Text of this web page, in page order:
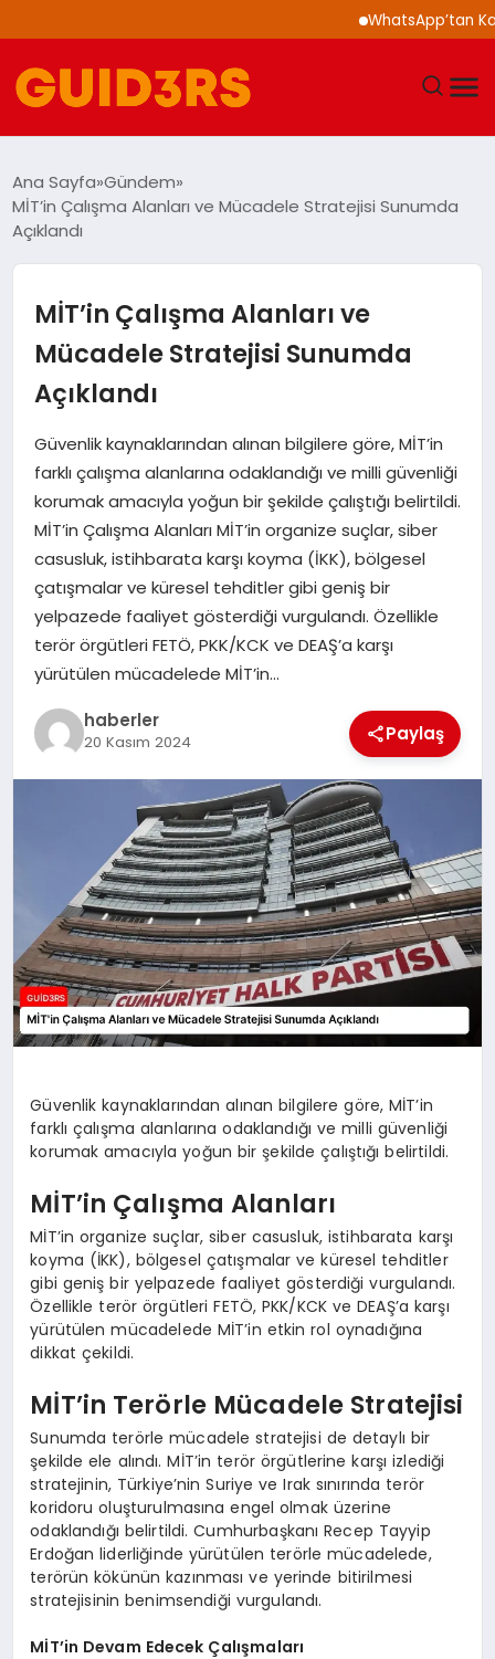
WhatsApp’tan
YAŞAM
SAĞLIK
EKONOMI
MAGAZIN
EĞITIM
Ana Sayfa Gündem
MİT’in Çalışma Alanları ve Mücadele Stratejisi Sunumda
Açıklandı
MİT’in Çalışma Alanları ve
Mücadele Stratejisi Sunumda
Açıklandı
Güvenlik kaynaklarından alınan bilgilere göre, MİT’in
farklı çalışma alanlarına odaklandığı ve milli güvenliği
korumak amacıyla yoğun bir şekilde çalıştığı belirtildi.
MİT’in Çalışma Alanları MİT’in organize suçlar, siber
casusluk, istihbarata karşı koyma (İKK), bölgesel
çatışmalar ve küresel tehditler gibi geniş bir
yelpazede faaliyet gösterdiği vurgulandı. Özellikle
terör örgütleri FETÖ, PKK/KCK ve DEAŞ’a karşı
yürütülen mücadelede MİT’in…
haberler
20 Kasım 2024 Paylaş
Güvenlik kaynaklarından alınan bilgilere göre, MİT’in
farklı çalışma alanlarına odaklandığı ve milli güvenliği
korumak amacıyla yoğun bir şekilde çalıştığı belirtildi.
MİT’in Çalışma Alanları
MİT’in organize suçlar, siber casusluk, istihbarata karşı
koyma (İKK), bölgesel çatışmalar ve küresel tehditler
gibi geniş bir yelpazede faaliyet gösterdiği vurgulandı.
Özellikle terör örgütleri FETÖ, PKK/KCK ve DEAŞ’a karşı
yürütülen mücadelede MİT’in etkin rol oynadığına
dikkat çekildi.
MİT’in Terörle Mücadele Stratejisi
Sunumda terörle mücadele stratejisi de detaylı bir
şekilde ele alındı. MİT’in terör örgütlerine karşı izlediği
stratejinin, Türkiye’nin Suriye ve Irak sınırında terör
koridoru oluşturulmasına engel olmak üzerine
odaklandığı belirtildi. Cumhurbaşkanı Recep Tayyip
Erdoğan liderliğinde yürütülen terörle mücadelede,
terörün kökünün kazınması ve yerinde bitirilmesi
stratejisinin benimsendiği vurgulandı.
MİT’in Devam Edecek Çalışmaları